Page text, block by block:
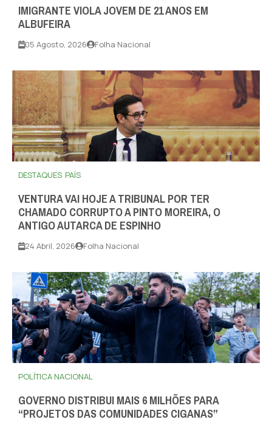
IMIGRANTE VIOLA JOVEM DE 21 ANOS EM
ALBUFEIRA
05 Agosto, 2026 Folha Nacional
DESTAQUES PAÍS
VENTURA VAI HOJE A TRIBUNAL POR TER
CHAMADO CORRUPTO A PINTO MOREIRA, O
ANTIGO AUTARCA DE ESPINHO
24 Abril, 2026 Folha Nacional
POLÍTICA NACIONAL
GOVERNO DISTRIBUI MAIS 6 MILHÕES PARA
“PROJETOS DAS COMUNIDADES CIGANAS”